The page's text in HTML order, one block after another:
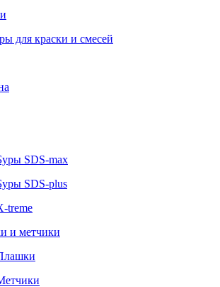
для краски и смесей
SDS-max
SDS-plus
treme
и метчики